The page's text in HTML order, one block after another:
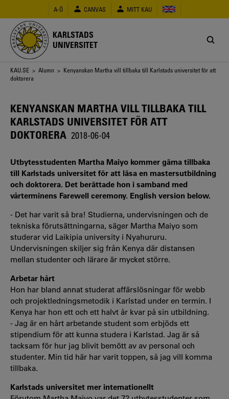
huvudinnehåll
A-Ö CANVAS MITT KAU
KARLSTADS
UNIVERSITET
Länkstig
KAU.SE > Alumn > Kenyanskan Martha vill tillbaka till Karlstads universitet för att
doktorera
KENYANSKAN MARTHA VILL TILLBAKA TILL
KARLSTADS UNIVERSITET FÖR ATT
DOKTORERA 2018-06-04
Utbytesstudenten Martha Maiyo kommer gärna tillbaka
till Karlstads universitet för att läsa en mastersutbildning
och doktorera. Det berättade hon i samband med
vårterminens Farewell ceremony. English version below.
- Det har varit så bra! Studierna, undervisningen och de
tekniska förutsättningarna, säger Martha Maiyo som
studerar vid Laikipia university i Nyahururu.
Undervisningen skiljer sig från Kenya där distansen
mellan studenter och lärare är mycket större.
Arbetar hårt
Hon har bland annat studerat affärslösningar för webb
och projektledningsmetodik i Karlstad under en termin. I
Kenya har hon ett och ett halvt år kvar på sin utbildning.
- Jag är en hårt arbetande student som erbjöds ett
stipendium för att kunna studera i Karlstad. Jag är så
tacksam för hur jag blivit bemött av av personal och
studenter. Min tid här har varit toppen, så jag vill komma
tillbaka.
Karlstads universitet mer internationellt